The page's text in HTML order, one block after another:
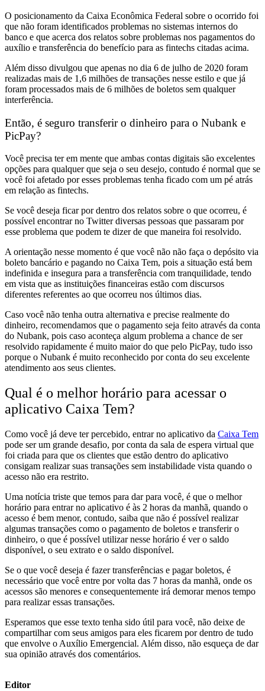
O posicionamento da Caixa Econômica Federal sobre o ocorrido foi
que não foram identificados problemas no sistemas internos do
banco e que acerca dos relatos sobre problemas nos pagamentos do
auxílio e transferência do benefício para as fintechs citadas acima.
Além disso divulgou que apenas no dia 6 de julho de 2020 foram
realizadas mais de 1,6 milhões de transações nesse estilo e que já
foram processados mais de 6 milhões de boletos sem qualquer
interferência.
Então, é seguro transferir o dinheiro para o Nubank e
PicPay?
Você precisa ter em mente que ambas contas digitais são excelentes
opções para qualquer que seja o seu desejo, contudo é normal que se
você foi afetado por esses problemas tenha ficado com um pé atrás
em relação as fintechs.
Se você deseja ficar por dentro dos relatos sobre o que ocorreu, é
possível encontrar no Twitter diversas pessoas que passaram por
esse problema que podem te dizer de que maneira foi resolvido.
A orientação nesse momento é que você não não faça o depósito via
boleto bancário e pagando no Caixa Tem, pois a situação está bem
indefinida e insegura para a transferência com tranquilidade, tendo
em vista que as instituições financeiras estão com discursos
diferentes referentes ao que ocorreu nos últimos dias.
Caso você não tenha outra alternativa e precise realmente do
dinheiro, recomendamos que o pagamento seja feito através da conta
do Nubank, pois caso aconteça algum problema a chance de ser
resolvido rapidamente é muito maior do que pelo PicPay, tudo isso
porque o Nubank é muito reconhecido por conta do seu excelente
atendimento aos seus clientes.
Qual é o melhor horário para acessar o
aplicativo Caixa Tem?
Como você já deve ter percebido, entrar no aplicativo da Caixa Tem
pode ser um grande desafio, por conta da sala de espera virtual que
foi criada para que os clientes que estão dentro do aplicativo
consigam realizar suas transações sem instabilidade vista quando o
acesso não era restrito.
Uma notícia triste que temos para dar para você, é que o melhor
horário para entrar no aplicativo é às 2 horas da manhã, quando o
acesso é bem menor, contudo, saiba que não é possível realizar
algumas transações como o pagamento de boletos e transferir o
dinheiro, o que é possível utilizar nesse horário é ver o saldo
disponível, o seu extrato e o saldo disponível.
Se o que você deseja é fazer transferências e pagar boletos, é
necessário que você entre por volta das 7 horas da manhã, onde os
acessos são menores e consequentemente irá demorar menos tempo
para realizar essas transações.
Esperamos que esse texto tenha sido útil para você, não deixe de
compartilhar com seus amigos para eles ficarem por dentro de tudo
que envolve o Auxílio Emergencial. Além disso, não esqueça de dar
sua opinião através dos comentários.
Editor